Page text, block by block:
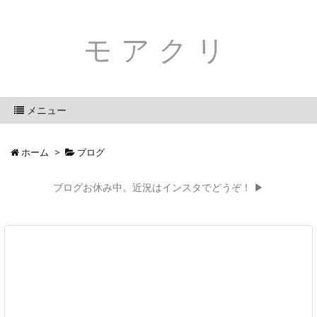
モアクリ
メニュー
ホーム > ブログ
ブログお休み中。近況はインスタでどうぞ！ ▶